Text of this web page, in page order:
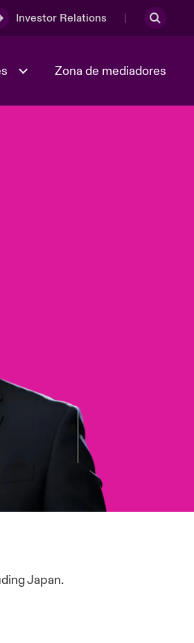
Investor Relations
Zona de mediadores
Japan.